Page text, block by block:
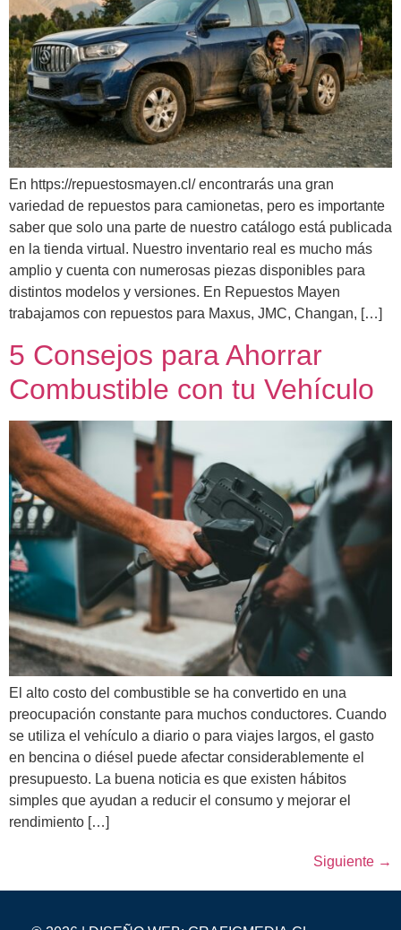
En https://repuestosmayen.cl/ encontrarás una gran
variedad de repuestos para camionetas, pero es importante
saber que solo una parte de nuestro catálogo está publicada
en la tienda virtual. Nuestro inventario real es mucho más
amplio y cuenta con numerosas piezas disponibles para
distintos modelos y versiones. En Repuestos Mayen
trabajamos con repuestos para Maxus, JMC, Changan, […]
5 Consejos para Ahorrar
Combustible con tu Vehículo
El alto costo del combustible se ha convertido en una
preocupación constante para muchos conductores. Cuando
se utiliza el vehículo a diario o para viajes largos, el gasto
en bencina o diésel puede afectar considerablemente el
presupuesto. La buena noticia es que existen hábitos
simples que ayudan a reducir el consumo y mejorar el
rendimiento […]
Siguiente →